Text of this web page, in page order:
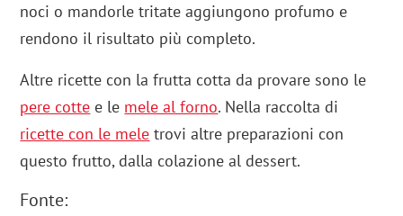
noci o mandorle tritate aggiungono profumo e
rendono il risultato più completo.
Altre ricette con la frutta cotta da provare sono le
pere cotte e le mele al forno. Nella raccolta di
ricette con le mele trovi altre preparazioni con
questo frutto, dalla colazione al dessert.
Fonte: